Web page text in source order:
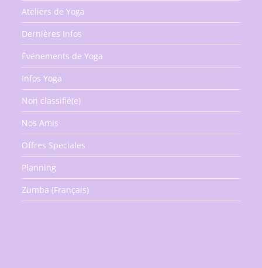
Ateliers de Yoga
Dernières Infos
Événements de Yoga
Infos Yoga
Non classifié(e)
Nos Amis
Offres Speciales
Planning
Zumba (Français)